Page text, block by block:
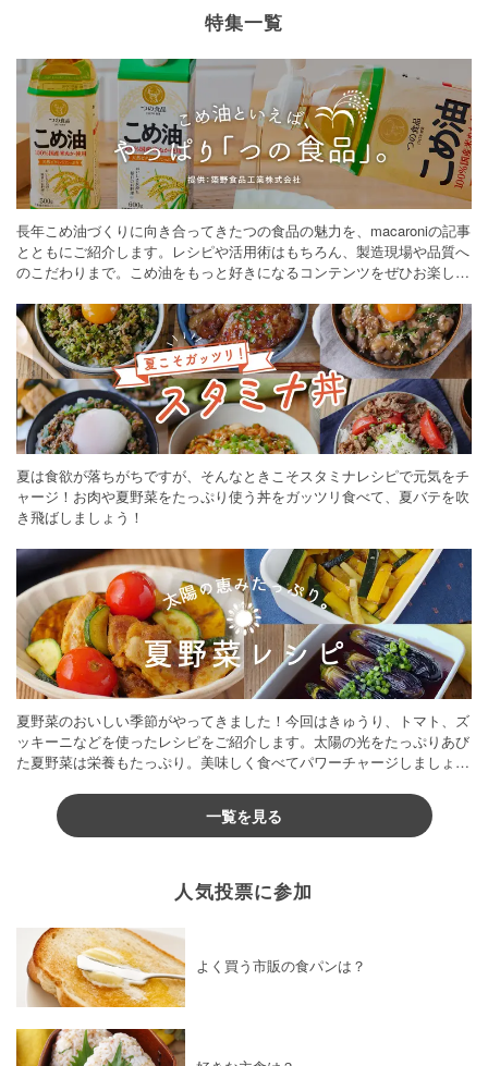
特集一覧
長年こめ油づくりに向き合ってきたつの食品の魅力を、macaroniの記事
とともにご紹介します。レシピや活用術はもちろん、製造現場や品質へ
のこだわりまで。こめ油をもっと好きになるコンテンツをぜひお楽しみ
夏は食欲が落ちがちですが、そんなときこそスタミナレシピで元気をチ
ャージ！お肉や夏野菜をたっぷり使う丼をガッツリ食べて、夏バテを吹
き飛ばしましょう！
夏野菜のおいしい季節がやってきました！今回はきゅうり、トマト、ズ
ッキーニなどを使ったレシピをご紹介します。太陽の光をたっぷりあび
た夏野菜は栄養もたっぷり。美味しく食べてパワーチャージしましょう
一覧を見る
人気投票に参加
よく買う市販の食パンは？